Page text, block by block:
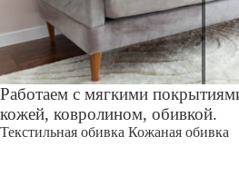
Работаем с мягкими
кожей, ковролином, обивкой.
Текстильная обивка Кожаная обивка